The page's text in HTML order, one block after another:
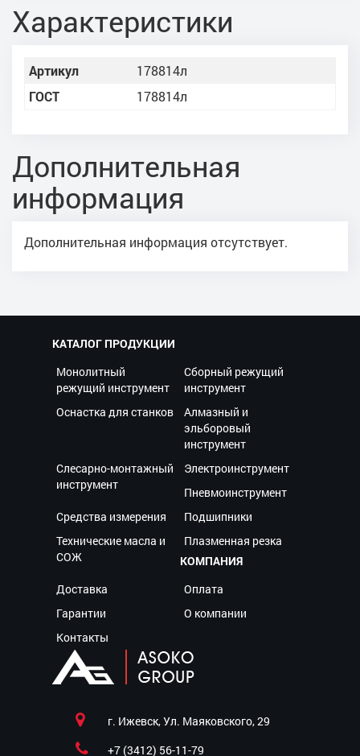
Характеристики
Артикул
178814л
ГОСТ
178814л
Дополнительная
информация
Дополнительная информация отсутствует.
КАТАЛОГ ПРОДУКЦИИ
Монолитный
режущий инструмент
Сборный режущий
инструмент
Оснастка для станков
Алмазный и
эльборовый
инструмент
Слесарно-монтажный
инструмент
Электроинструмент
Пневмоинструмент
Средства измерения
Подшипники
Технические масла и
СОЖ
Плазменная резка
КОМПАНИЯ
Доставка
Оплата
Гарантии
О компании
Контакты
г. Ижевск, Ул. Маяковского, 29
+7 (3412) 56-11-79